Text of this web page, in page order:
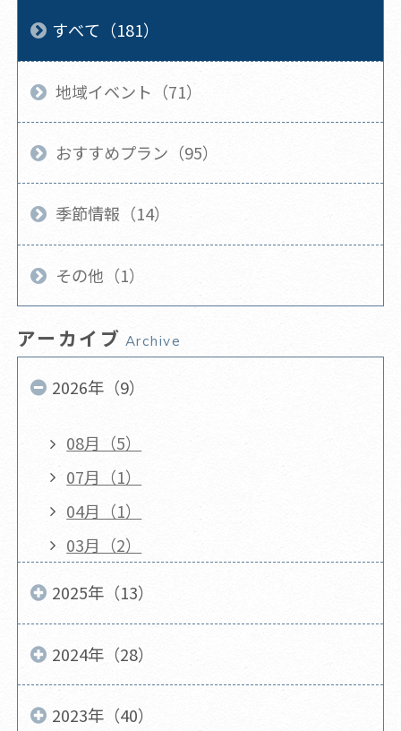
すべて（181）
地域イベント（71）
おすすめプラン（95）
季節情報（14）
その他（1）
アーカイブ Archive
2026年（9）
08月（5）
07月（1）
04月（1）
03月（2）
2025年（13）
2024年（28）
2023年（40）